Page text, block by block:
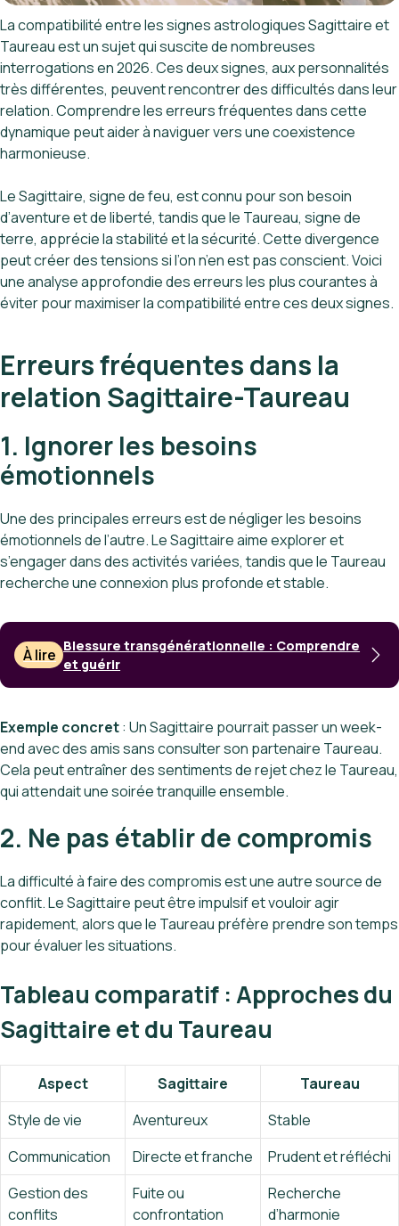
La compatibilité entre les signes astrologiques Sagittaire et
Taureau est un sujet qui suscite de nombreuses
interrogations en 2026. Ces deux signes, aux personnalités
très différentes, peuvent rencontrer des difficultés dans leur
relation. Comprendre les erreurs fréquentes dans cette
dynamique peut aider à naviguer vers une coexistence
harmonieuse.
Le Sagittaire, signe de feu, est connu pour son besoin
d’aventure et de liberté, tandis que le Taureau, signe de
terre, apprécie la stabilité et la sécurité. Cette divergence
peut créer des tensions si l’on n’en est pas conscient. Voici
une analyse approfondie des erreurs les plus courantes à
éviter pour maximiser la compatibilité entre ces deux signes.
Erreurs fréquentes dans la
relation Sagittaire-Taureau
1. Ignorer les besoins
émotionnels
Une des principales erreurs est de négliger les besoins
émotionnels de l’autre. Le Sagittaire aime explorer et
s’engager dans des activités variées, tandis que le Taureau
recherche une connexion plus profonde et stable.
À lire Blessure transgénérationnelle : Comprendre
et guérir
Exemple concret: Un Sagittaire pourrait passer un week-
end avec des amis sans consulter son partenaire Taureau.
Cela peut entraîner des sentiments de rejet chez le Taureau,
qui attendait une soirée tranquille ensemble.
2. Ne pas établir de compromis
La difficulté à faire des compromis est une autre source de
conflit. Le Sagittaire peut être impulsif et vouloir agir
rapidement, alors que le Taureau préfère prendre son temps
pour évaluer les situations.
Tableau comparatif : Approches du
Sagittaire et du Taureau
Aspect Sagittaire
Taureau
Style de vie
Aventureux
Stable
Communication
Directe et franche
Prudent et réfléchi
Gestion des
conflits
Fuite ou
confrontation
Recherche
d’harmonie